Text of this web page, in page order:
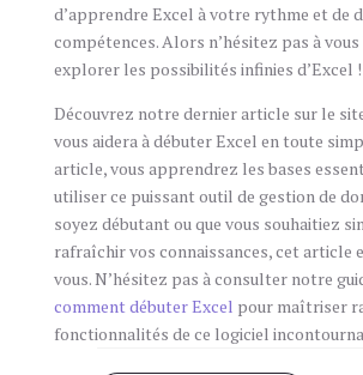
d’apprendre Excel à votre rythme et de
compétences. Alors n’hésitez pas à
explorer les possibilités infinies d’Excel !
Découvrez notre dernier article sur le
vous aidera à débuter Excel en toute
article, vous apprendrez les bases
utiliser ce puissant outil de gestion de
soyez débutant ou que vous souhaitiez
rafraîchir vos connaissances, cet article
vous. N’hésitez pas à consulter notre
comment débuter Excel pour maîtriser
fonctionnalités de ce logiciel